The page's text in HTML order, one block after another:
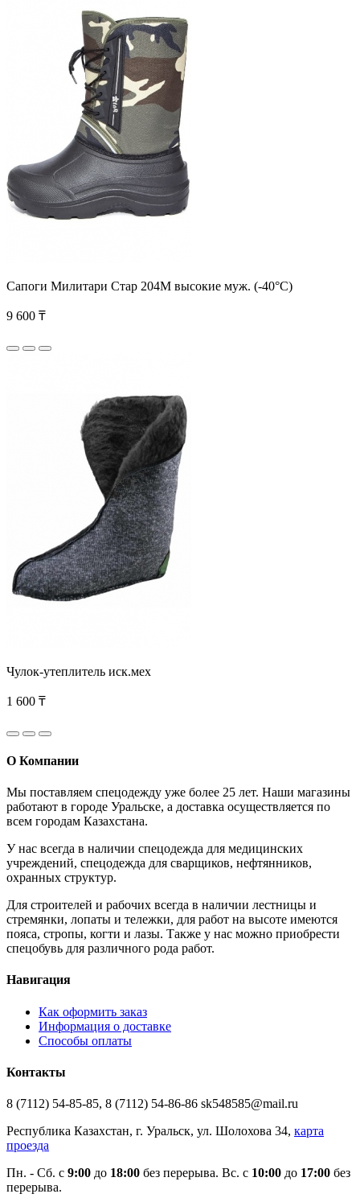
Сапоги Милитари Стар 204М высокие муж. (-40°С)
9 600 ₸
Чулок-утеплитель иск.мех
1 600 ₸
О Компании
Мы поставляем спецодежду уже более 25 лет. Наши магазины
работают в городе Уральске, а доставка осуществляется по
всем городам Казахстана.
У нас всегда в наличии спецодежда для медицинских
учреждений, спецодежда для сварщиков, нефтянников,
охранных структур.
Для строителей и рабочих всегда в наличии лестницы и
стремянки, лопаты и тележки, для работ на высоте имеются
пояса, стропы, когти и лазы. Также у нас можно приобрести
спецобувь для различного рода работ.
Навигация
Как оформить заказ
Информация о доставке
Способы оплаты
Контакты
8 (7112) 54-85-85, 8 (7112) 54-86-86 sk548585@mail.ru
Республика Казахстан, г. Уральск, ул. Шолохова 34, карта
проезда
Пн. - Cб. с 9:00 до 18:00 без перерыва. Вс. с 10:00 до 17:00 без
перерыва.